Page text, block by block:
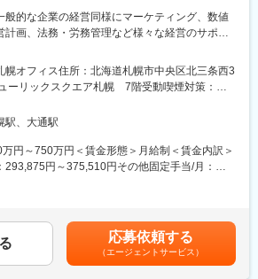
でいいのか」という葛藤に寄り添い、納得感の
えます。
メント
でリーダーとして、チームの数値管理やメンバ
いただきます。
者ファースト」を実現する評価制度
リアアドバイザー）に企業の紹介単価を一切公
質を追求できる環境です。
盤を武器にした「打席数」と成長スピード
般的な企業の経営同様にマーケティング、数値
計画、法務・労務管理など様々な経営のサポー
、採用活動のサポートを軸としながら経営課題
お客様のブレインとして専門的な経営知見や業
施設経営に大きな影響を与える採用計画に対し
を行います。
のが難しい経営課題を抱えた保育施設のリスト
保育を実現するために必要な、採用のプロモー
幌オフィス住所：北海道札幌市中央区北三条西3
ーリックスクエア札幌 7階受動喫煙対策：屋
駅、大通駅
円～750万円＜賃金形態＞月給制＜賃金内訳＞
293,875円～375,510円その他固定手当/月：
補足＞※ご経験やスキルにより年収を決定しま
年2回（4月・10月）・賞与：年2回（6月・12
でも目安の金額であり、選考を通じて上下する
応募依頼する
（エージェントサービス）